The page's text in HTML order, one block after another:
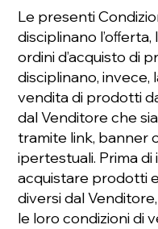
Le presenti
disciplinano l’oﬀerta,
ordini d’acquisto di
disciplinano, invece,
vendita di prodotti
dal Venditore che
tramite link, banner
ipertestuali. Prima
acquistare prodotti
diversi dal
le loro condizioni di